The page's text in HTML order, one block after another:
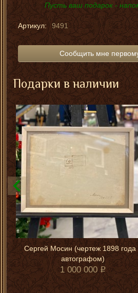
Пусть ваш подарок -
Артикул: 9491
Сообщить мне
Подарки в наличии
Сергей Мосин (чертеж 1898 года
автографом)
1 000 000